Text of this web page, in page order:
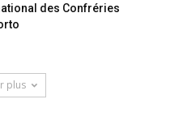
des Confréries
plus